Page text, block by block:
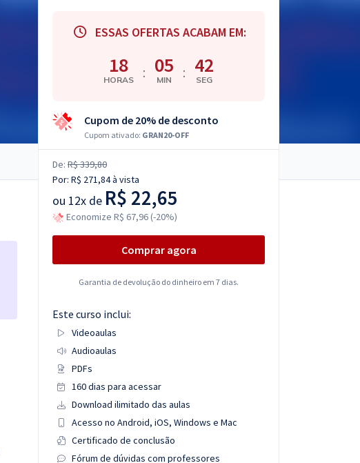
ESSAS OFERTAS ACABAM EM:
18
HORAS : 05
MIN : 41
SEG
Cupom de 20% de desconto
Cupom ativado: GRAN20-OFF
De: R$ 339,80
Por: R$ 271,84à vista
ou 12x de R$ 22,65
Economize R$ 67,96 (-20%)
Comprar agora
Garantia de devolução do dinheiro em 7 dias.
Este curso inclui:
Videoaulas
Audioaulas
PDFs
160 dias para acessar
Download ilimitado das aulas
Acesso no Android, iOS, Windows e Mac
Certificado de conclusão
Fórum de dúvidas com professores